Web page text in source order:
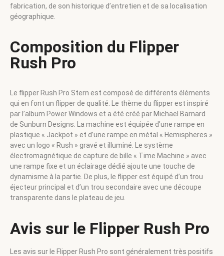
fabrication, de son historique d’entretien et de sa localisation
géographique.
Composition du Flipper
Rush Pro
Le flipper Rush Pro Stern est composé de différents éléments
qui en font un flipper de qualité. Le thème du flipper est inspiré
par l’album Power Windows et a été créé par Michael Barnard
de Sunburn Designs. La machine est équipée d’une rampe en
plastique « Jackpot » et d’une rampe en métal « Hemispheres »
avec un logo « Rush » gravé et illuminé. Le système
électromagnétique de capture de bille « Time Machine » avec
une rampe fixe et un éclairage dédié ajoute une touche de
dynamisme à la partie. De plus, le flipper est équipé d’un trou
éjecteur principal et d’un trou secondaire avec une découpe
transparente dans le plateau de jeu.
Avis sur le Flipper Rush Pro
Les avis sur le Flipper Rush Pro sont généralement très positifs